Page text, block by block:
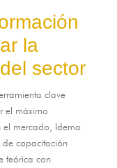
la
sector
clave
el máximo
el mercado
Idemo
de capacitación
teórica con